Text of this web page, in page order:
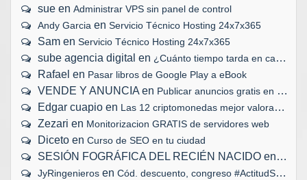
sue en Administrar VPS sin panel de control
Andy Garcia en Servicio Técnico Hosting 24x7x365
Sam en Servicio Técnico Hosting 24x7x365
sube agencia digital en ¿Cuánto tiempo tarda en cargar tu web?
Rafael en Pasar libros de Google Play a eBook
VENDE Y ANUNCIAen Publicar anuncios gratis en Internet
Edgar cuapio en Las 12 criptomonedas mejor valoradas
Zezari en Monitorizacion GRATIS de servidores web
Diceto en Curso de SEO en tu ciudad
SESIÓN FOGRÁFICA DEL RECIÉN NACIDO en
JyRingenieros en Cód. descuento, congreso #ActitudSocial